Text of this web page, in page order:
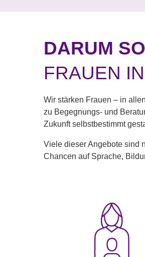
DARUM
FRAUEN
Wir stärken Frauen – in
zu Begegnungs- und
Zukunft selbstbestimmt
Viele dieser Angebote sind
Chancen auf Sprache,